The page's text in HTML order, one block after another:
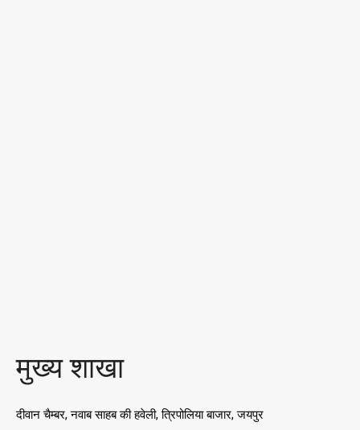
मुख्य शाखा
दीवान चैम्बर, नवाब साहब की हवेली, त्रिपोलिया बाजार, जयपुर